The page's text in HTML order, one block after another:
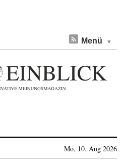
Menü
Mo, 10. Aug 2026